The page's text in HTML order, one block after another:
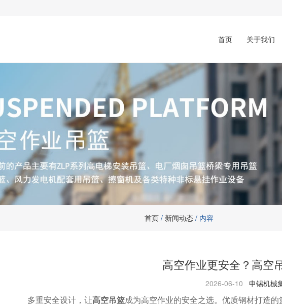
首页 关于我们
首页 / 新闻动态 / 内容
高空作业更安全？高空
2026-06-10 申锡机械
多重安全设计，让高空吊篮成为高空作业的安全之选。优质钢材打造